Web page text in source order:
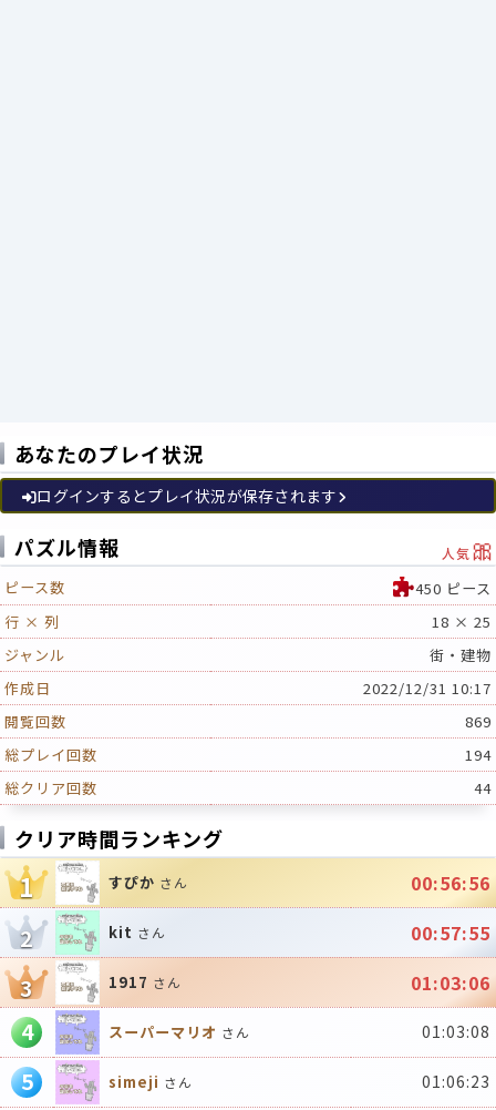
あなたのプレイ状況
ログインするとプレイ状況が保存されます
パズル情報 人気 🎀
ピース数
450 ピース
行 × 列
18 × 25
ジャンル
街・建物
作成日
2022/12/31 10:17
閲覧回数
869
総プレイ回数
194
総クリア回数
44
クリア時間ランキング
1 すぴか さん 00:56:56
2 kit さん 00:57:55
3 1917 さん 01:03:06
4 スーパーマリオ さん 01:03:08
5 simeji さん 01:06:23